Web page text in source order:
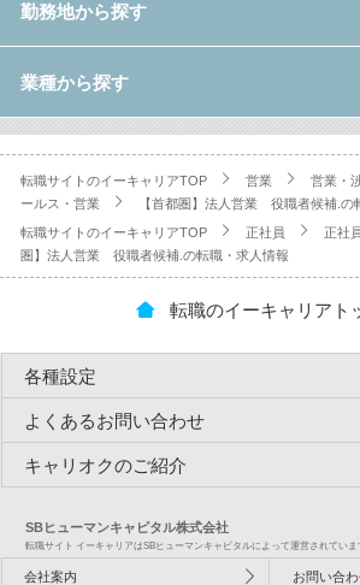
勤務地から探す
業種から探す
転職サイトのイーキャリアTOP 営業 営業・
ールス・営業
【首都圏】法人営業 役職者候補.の
転職サイトのイーキャリアTOP 正社員 正社
圏】法人営業 役職者候補.の転職・求人情報
転職のイーキャリアト
各種設定
よくあるお問い合わせ
キャリオクのご紹介
SBヒューマンキャピタル株式会社
転職サイト イーキャリアはSBヒューマンキャピタルによって運営されていま
会社案内 お問い合